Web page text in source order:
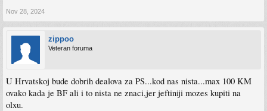
Nov 28, 2024
zippoo
Veteran foruma
U Hrvatskoj bude dobrih dealova za PS...kod nas nista...max 100 KM
ovako kada je BF ali i to nista ne znaci,jer jeftiniji mozes kupiti na
olxu.